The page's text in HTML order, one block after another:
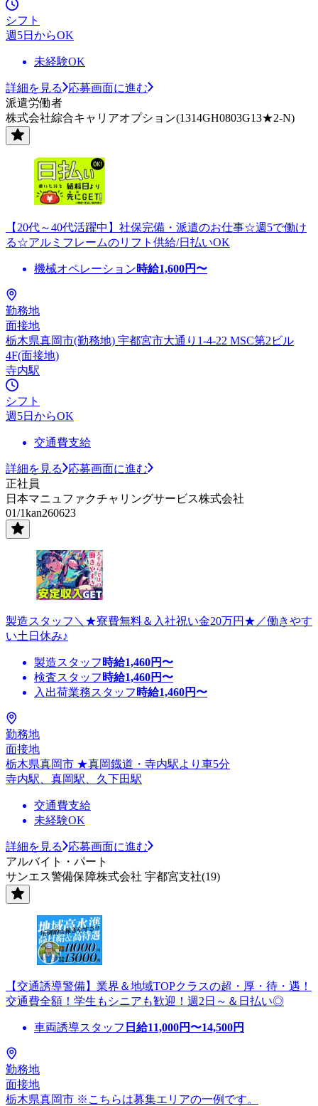
シフト
週5日からOK
未経験OK
詳細を見る
応募画面に進む
派遣労働者
株式会社綜合キャリアオプション(1314GH0803G13★2-N)
【20代～40代活躍中】社保完備・派遣のお仕事☆週5で働け
る☆アルミフレームのリフト供給/日払いOK
機械オペレーション時給1,600円〜
勤務地
面接地
栃木県真岡市(勤務地) 宇都宮市大通り1-4-22 MSC第2ビル
4F(面接地)
寺内駅
シフト
週5日からOK
交通費支給
詳細を見る
応募画面に進む
正社員
日本マニュファクチャリングサービス株式会社
01/1kan260623
製造スタッフ＼★寮費無料＆入社祝い金20万円★／働きやす
い土日休み♪
製造スタッフ 時給1,460円〜
検査スタッフ 時給1,460円〜
入出荷業務スタッフ 時給1,460円〜
勤務地
面接地
栃木県真岡市 ★真岡鐡道・寺内駅より車5分
寺内駅、真岡駅、久下田駅
交通費支給
未経験OK
詳細を見る
応募画面に進む
アルバイト・パート
サンエス警備保障株式会社 宇都宮支社(19)
【交通誘導警備】業界＆地域TOPクラスの超・厚・待・遇！
交通費全額！学生もシニアも歓迎！週2日～＆日払い◎
車両誘導スタッフ 日給11,000円〜14,500円
勤務地
面接地
栃木県真岡市 ※こちらは募集エリアの一例です。